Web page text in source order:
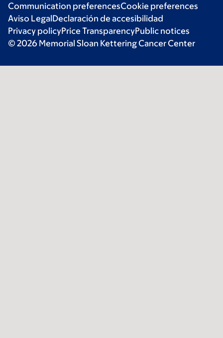
Communication preferencesCookie preferences
Aviso LegalDeclaración de accesibilidad
Privacy policyPrice TransparencyPublic notices
© 2026 Memorial Sloan Kettering Cancer Center